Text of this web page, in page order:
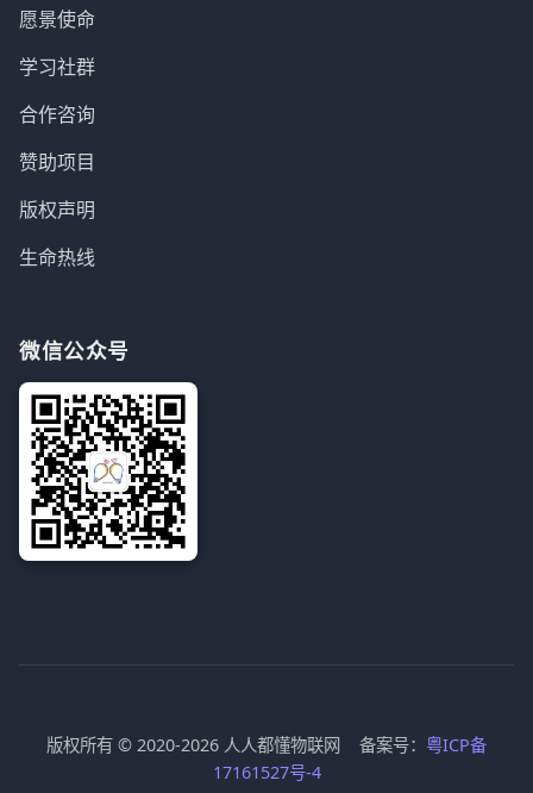
愿景使命
学习社群
合作咨询
赞助项目
版权声明
生命热线
微信公众号
版权所有 © 2020-2026 人人都懂物联网 备案号： 粤ICP备
17161527号-4